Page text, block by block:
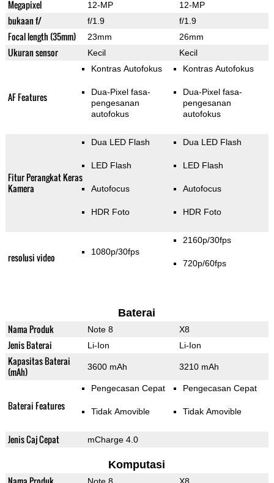
Megapixel 12-MP 12-MP
bukaan f/ f/1.9 f/1.9
Focal length (35mm) 23mm 26mm
Ukuran sensor Kecil Kecil
AF Features
Kontras Autofokus
Dua-Pixel fasa-
pengesanan
autofokus
Kontras Autofokus
Dua-Pixel fasa-
pengesanan
autofokus
Fitur Perangkat Keras
Kamera
Dua LED Flash
LED Flash
Autofocus
HDR Foto
Dua LED Flash
LED Flash
Autofocus
HDR Foto
resolusi video 1080p/30fps
2160p/30fps
720p/60fps
Baterai
Nama Produk Note 8 X8
Jenis Baterai Li-Ion Li-Ion
Kapasitas Baterai
(mAh)
3600 mAh 3210 mAh
Baterai Features
Pengecasan Cepat
Tidak Amovible
Pengecasan Cepat
Tidak Amovible
Jenis Caj Cepat mCharge 4.0
Komputasi